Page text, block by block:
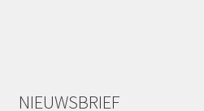
NIEUWSBRIEF